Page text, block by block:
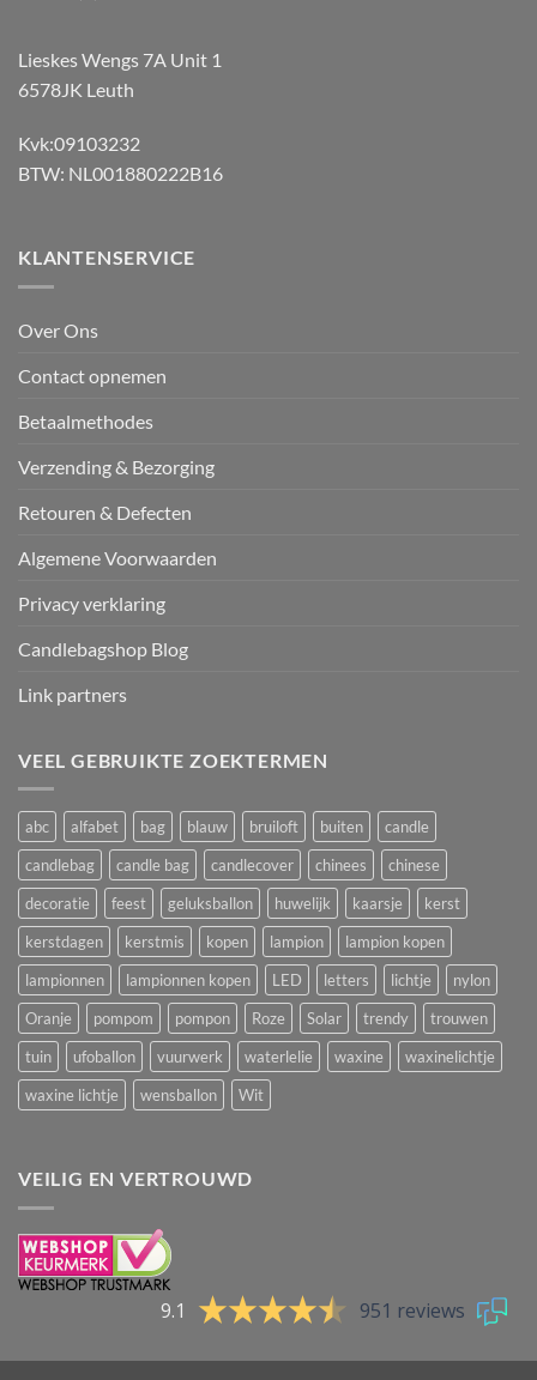
Lieskes Wengs 7A Unit 1
6578JK Leuth
Kvk:09103232
BTW: NL001880222B16
KLANTENSERVICE
Over Ons
Contact opnemen
Betaalmethodes
Verzending & Bezorging
Retouren & Defecten
Algemene Voorwaarden
Privacy verklaring
Candlebagshop Blog
Link partners
VEEL GEBRUIKTE ZOEKTERMEN
abc alfabet bag blauw bruiloft buiten
candle
candlebag
candle bag candlecover chinees
chinese
decoratie
feest geluksballon huwelijk kaarsje
kerst
kerstdagen
kerstmis kopen lampion
lampion kopen
lampionnen
lampionnen kopen LED letters lichtje
nylon
Oranje
pompom pompon Roze Solar trendy
trouwen
tuin
ufoballon vuurwerk waterlelie waxine
waxinelichtje
waxine lichtje
wensballon Wit
VEILIG EN VERTROUWD
9.1 951 reviews